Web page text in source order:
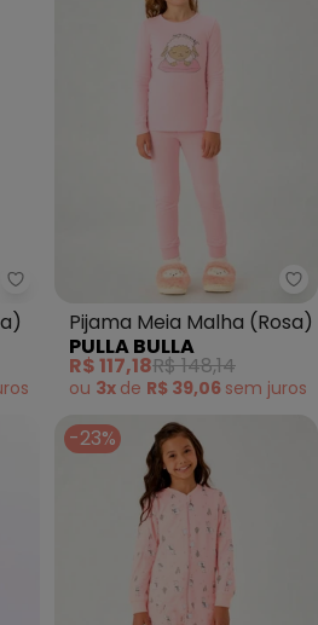
Pulla Bulla - Pijama Moletinho
Pijama Meia Malha (Rosa)
PULLA BULLA
R$ 117,18R$ 148,14
ou 3x de R$ 39,06 sem juros
-23%